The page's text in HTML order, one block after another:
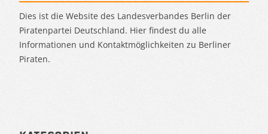
Dies ist die Website des Landesverbandes Berlin der
Piratenpartei Deutschland. Hier findest du alle
Informationen und Kontaktmöglichkeiten zu Berliner
Piraten.